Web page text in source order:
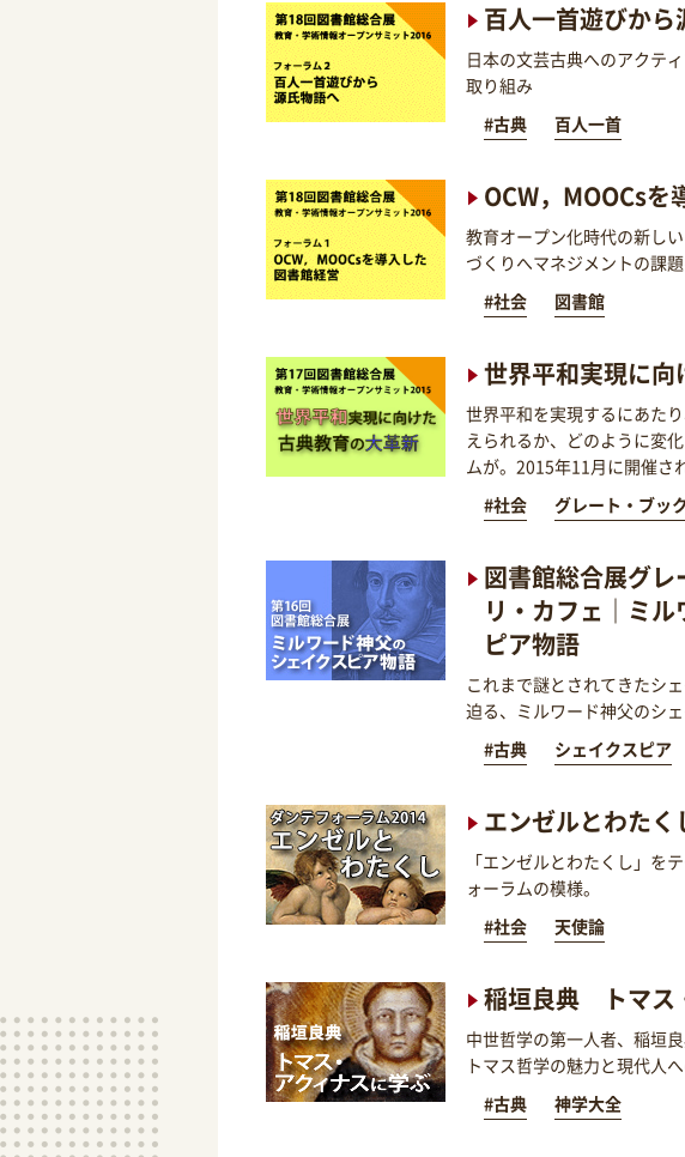
百人一首遊びから
日本の文芸古典へのアクテ
取り組み
#古典
百人一首
OCW，MOOCsを
教育オープン化時代の新し
づくりへマネジメントの課
#社会
図書館
世界平和実現に
世界平和を実現するにあた
えられるか、どのように変
ムが。2015年11月に開催さ
#社会
グレート・ブッ
図書館総合展グレ
リ・カフェ｜ミ
ピア物語
これまで謎とされてきたシ
迫る、ミルワード神父のシェ
#古典
シェイクスピア
エンゼルとわたく
「エンゼルとわたくし」を
ォーラムの模様。
#社会
天使論
稲垣良典 トマス
中世哲学の第一人者、稲垣
トマス哲学の魅力と現代人
#古典
神学大全